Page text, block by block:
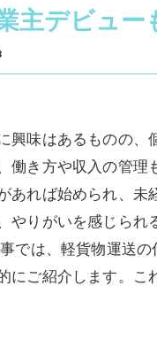
主デビュ
興味はあるものの
働き方や収入の管
あれば始められ、
やりがいを感じら
では、軽貨物運送
にご紹介します。